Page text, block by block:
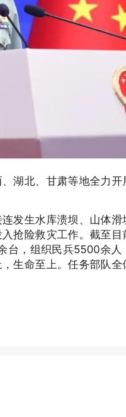
湖北、甘肃等地全力
发生水库溃坝、山体
抢险救灾工作。截至
，组织民兵5500余人
生命至上。任务部队